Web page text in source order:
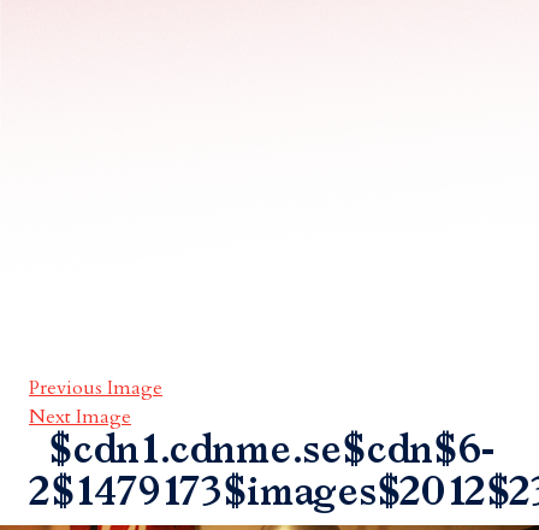
Previous Image
Next Image
$cdn1.cdnme.se$cdn$6-